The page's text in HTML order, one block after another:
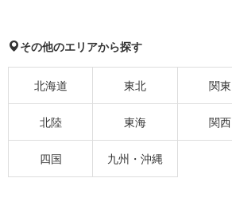
その他のエリアから探す
北海道 東北 関東
北陸 東海 関西
四国 九州・沖縄